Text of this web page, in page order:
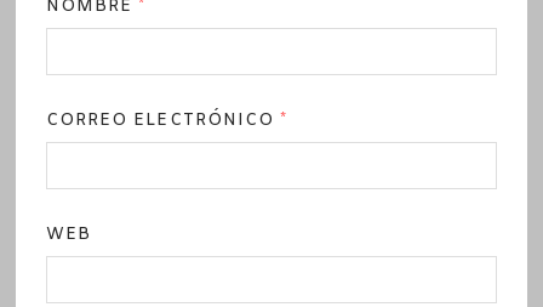
NOMBRE*
CORREO ELECTRÓNICO*
WEB